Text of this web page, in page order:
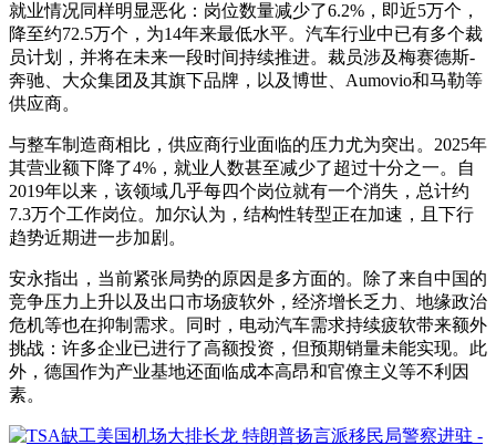
就业情况同样明显恶化：岗位数量减少了6.2%，即近5万个，
降至约72.5万个，为14年来最低水平。汽车行业中已有多个裁
员计划，并将在未来一段时间持续推进。裁员涉及梅赛德斯-
奔驰、大众集团及其旗下品牌，以及博世、Aumovio和马勒等
供应商。
与整车制造商相比，供应商行业面临的压力尤为突出。2025年
其营业额下降了4%，就业人数甚至减少了超过十分之一。自
2019年以来，该领域几乎每四个岗位就有一个消失，总计约
7.3万个工作岗位。加尔认为，结构性转型正在加速，且下行
趋势近期进一步加剧。
安永指出，当前紧张局势的原因是多方面的。除了来自中国的
竞争压力上升以及出口市场疲软外，经济增长乏力、地缘政治
危机等也在抑制需求。同时，电动汽车需求持续疲软带来额外
挑战：许多企业已进行了高额投资，但预期销量未能实现。此
外，德国作为产业基地还面临成本高昂和官僚主义等不利因
素。